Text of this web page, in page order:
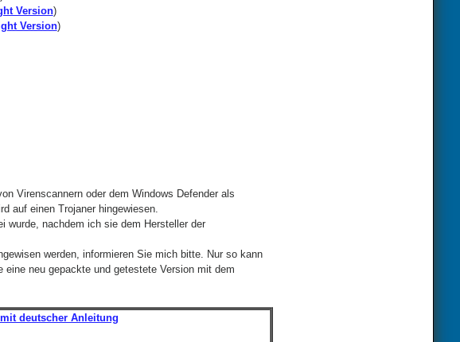
Version)
Version)
Virenscannern oder dem Windows Defender als
auf einen Trojaner hingewiesen.
wurde, nachdem ich sie dem Hersteller der
werden, informieren Sie mich bitte. Nur so kann
neu gepackte und getestete Version mit dem
deutscher Anleitung